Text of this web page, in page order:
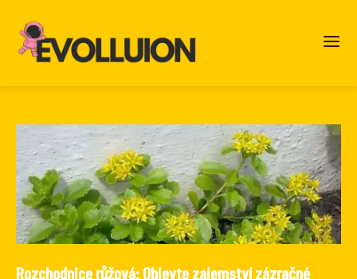
Rozchodnice růžová: Objevte zajemství zázračné